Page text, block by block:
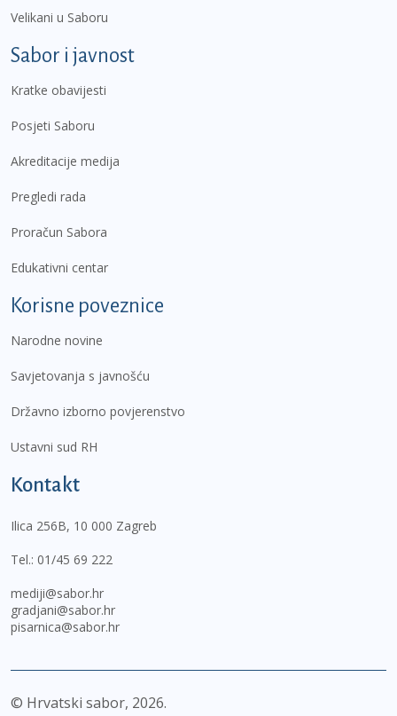
Velikani u Saboru
Sabor i javnost
Kratke obavijesti
Posjeti Saboru
Akreditacije medija
Pregledi rada
Proračun Sabora
Edukativni centar
Korisne poveznice
Narodne novine
Savjetovanja s javnošću
Državno izborno povjerenstvo
Ustavni sud RH
Kontakt
Ilica 256B, 10 000 Zagreb
Tel.: 01/45 69 222
mediji@sabor.hr
gradjani@sabor.hr
pisarnica@sabor.hr
© Hrvatski sabor, 2026